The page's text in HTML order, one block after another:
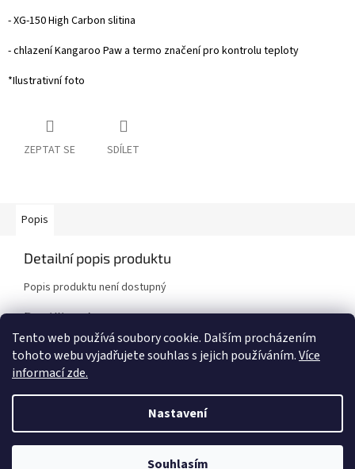
Tento web používá soubory cookie. Dalším procházením
tohoto webu vyjadřujete souhlas s jejich používáním.Více
informací zde.
Nastavení
Souhlasím
- XG-150 High Carbon slitina
- chlazení Kangaroo Paw a termo značení pro kontrolu teploty
*Ilustrativní foto
ZEPTAT SE SDÍLET
Popis
Detailní popis produktu
Popis produktu není dostupný
Doplňkové parametry
Kategorie:
Brzdové kotouče
Značka vozidla:
BMW
Vytvořil Shoptet